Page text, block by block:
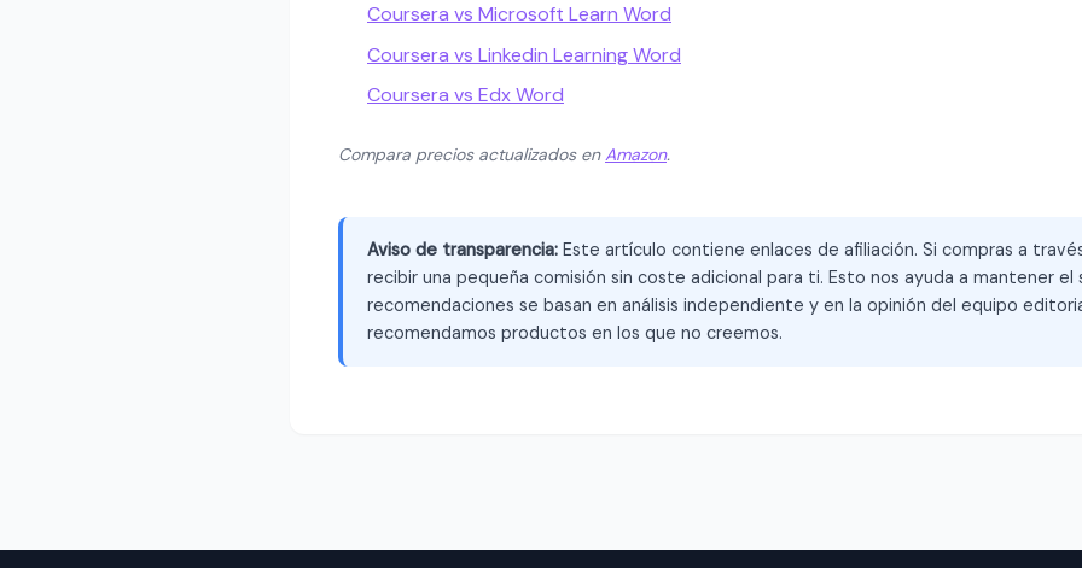
Coursera vs Microsoft Learn Word
Coursera vs Linkedin Learning Word
Coursera vs Edx Word
Compara precios actualizados enAmazon.
Aviso de transparencia: Este artículo contiene enlaces de afiliación. Si compras a
recibir una pequeña comisión sin coste adicional para ti. Esto nos ayuda a mantener el
recomendaciones se basan en análisis independiente y en la opinión del equipo
recomendamos productos en los que no creemos.